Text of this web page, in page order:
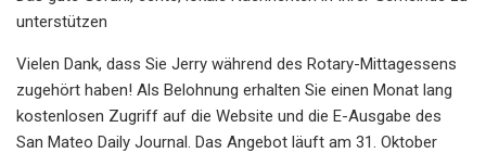
unterstützen
Vielen Dank, dass Sie Jerry während des Rotary-Mittagessens
zugehört haben! Als Belohnung erhalten Sie einen Monat lang
kostenlosen Zugriff auf die Website und die E-Ausgabe des
San Mateo Daily Journal. Das Angebot läuft am 31. Oktober